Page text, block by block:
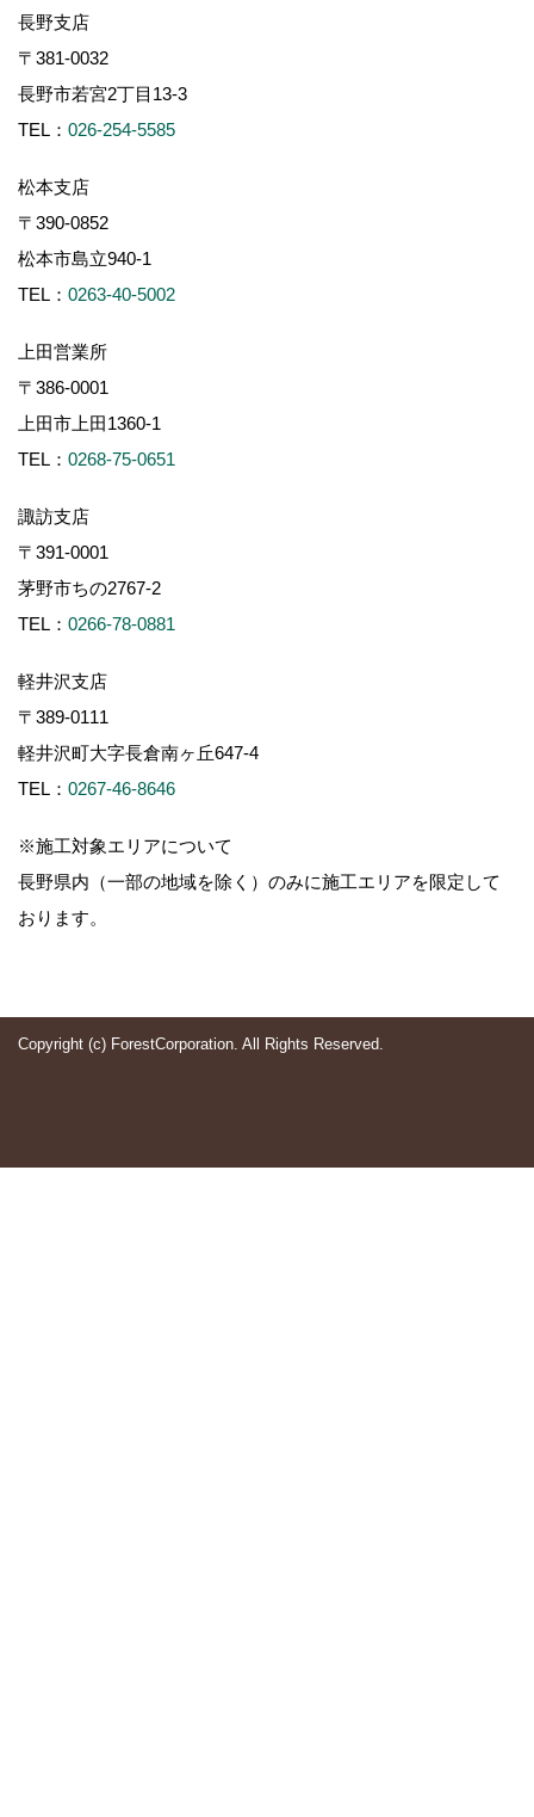
長野支店
〒381-0032
長野市若宮2丁目13-3
TEL： 026-254-5585
松本支店
〒390-0852
松本市島立940-1
TEL： 0263-40-5002
上田営業所
〒386-0001
上田市上田1360-1
TEL： 0268-75-0651
諏訪支店
〒391-0001
茅野市ちの2767-2
TEL： 0266-78-0881
軽井沢支店
〒389-0111
軽井沢町大字長倉南ヶ丘647-4
TEL： 0267-46-8646
※施工対象エリアについて
長野県内（一部の地域を除く）のみに施工エリアを限定して
おります。
Copyright (c) ForestCorporation. All Rights Reserved.